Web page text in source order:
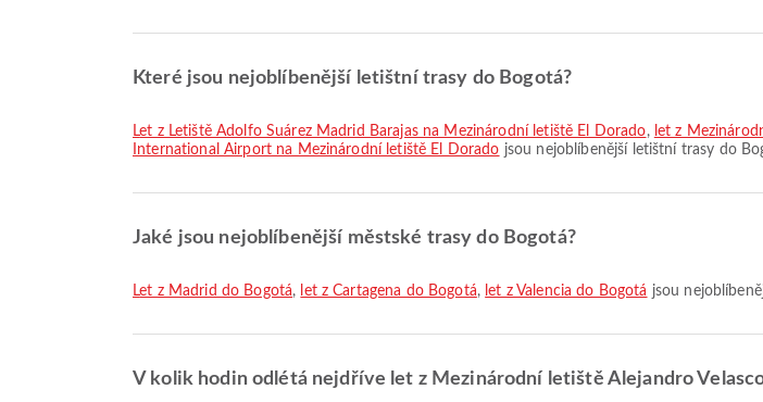
Které jsou nejoblíbenější letištní trasy do Bogotá?
let z Letiště Adolfo Suárez Madrid Barajas na Mezinárodní letiště El Dorado, let z
International Airport na Mezinárodní letiště El Dorado jsou nejoblíbenější letištní trasy do
Jaké jsou nejoblíbenější městské trasy do Bogotá?
let z Madrid do Bogotá, let z Cartagena do Bogotá, let z Valencia do Bogotá jsou
V kolik hodin odlétá nejdříve let z Mezinárodní letiště Alejandro